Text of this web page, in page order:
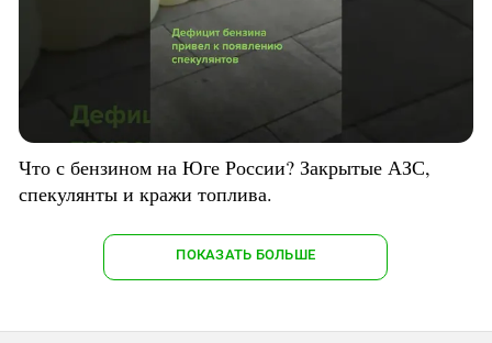
Что с бензином на Юге России? Закрытые АЗС,
спекулянты и кражи топлива.
ПОКАЗАТЬ БОЛЬШЕ